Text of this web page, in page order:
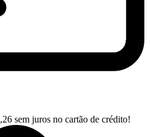
sem juros no cartão de crédito!